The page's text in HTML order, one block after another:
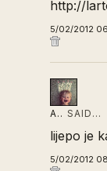
http://
5/02/2012
A.. SAID…
lijepo je
5/02/2012